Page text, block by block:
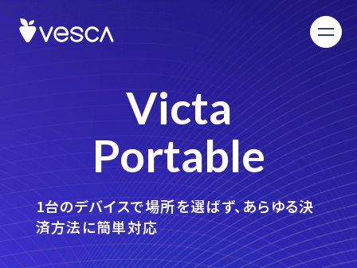
Victa
Portable
1台のデバイスで場所を選ばず、あらゆる決
済方法に簡単対応